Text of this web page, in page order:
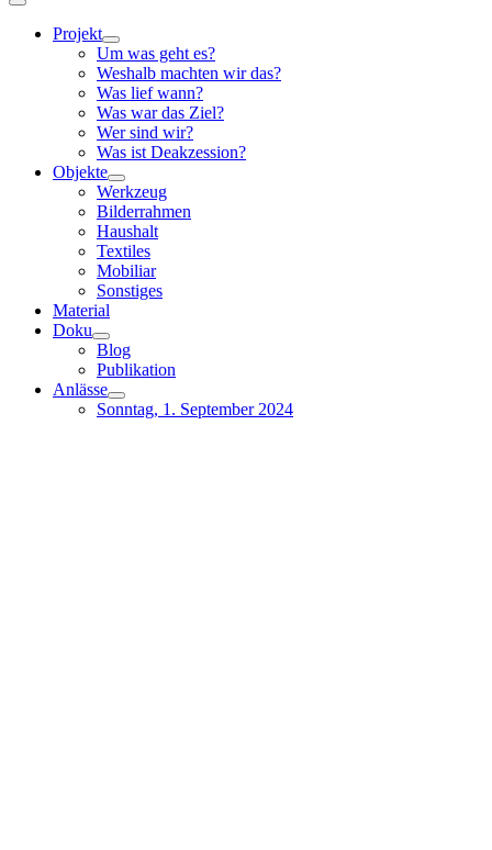
Toggle
Navigation
Projekt
Um was geht es?
Weshalb machten wir das?
Was lief wann?
Was war das Ziel?
Wer sind wir?
Was ist Deakzession?
Objekte
Werkzeug
Bilderrahmen
Haushalt
Textiles
Mobiliar
Sonstiges
Material
Doku
Blog
Publikation
Anlässe
Sonntag, 1. September 2024